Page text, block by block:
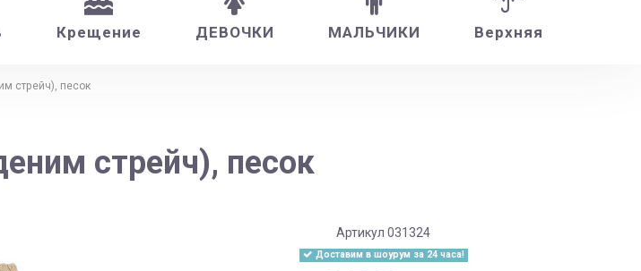
Крещение ДЕВОЧКИ МАЛЬЧИКИ Верхняя
стрейч), песок
стрейч), песок
Артикул 031324
Доставим в шоурум за 24 часа!